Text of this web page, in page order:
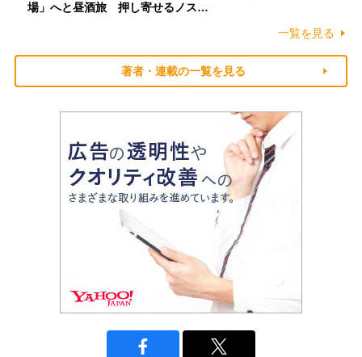
場」へと昼酒旅 押し寄せるノス…
一覧を見る
著者・連載の一覧を見る